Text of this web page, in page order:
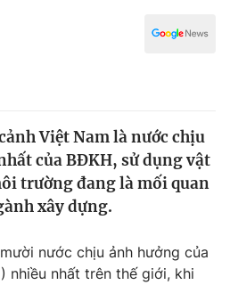
Việt Nam là nước chịu
của BĐKH, sử dụng vật
trường đang là mối quan
xây dựng.
nước chịu ảnh hưởng của
nhiều nhất trên thế giới, khi